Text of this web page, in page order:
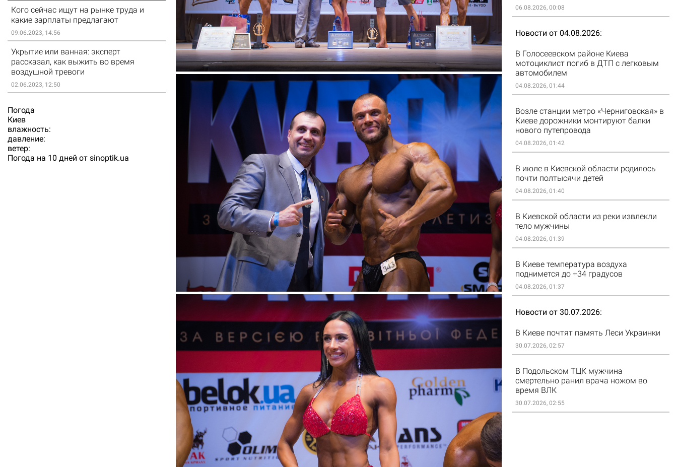
Кого сейчас ищут на рынке труда и
какие зарплаты предлагают
09.06.2023, 14:56
Укрытие или ванная: эксперт
рассказал, как выжить во время
воздушной тревоги
02.06.2023, 12:50
Погода
Киев
влажность:
давление:
ветер:
Погода на 10 дней от sinoptik.ua
06.08.2026, 00:08
Новости от 04.08.2026
В Голосеевском районе Киева
мотоциклист погиб в ДТП с легковым
автомобилем
04.08.2026, 01:44
Возле станции метро «Черниговская» в
Киеве дорожники монтируют балки
нового путепровода
04.08.2026, 01:42
В июле в Киевской области родилось
почти полтысячи детей
04.08.2026, 01:40
В Киевской области из реки извлекли
тело мужчины
04.08.2026, 01:39
В Киеве температура воздуха
поднимется до +34 градусов
04.08.2026, 01:37
Новости от 30.07.2026
В Киеве почтят память Леси Украинки
30.07.2026, 02:57
В Подольском ТЦК мужчина
смертельно ранил врача ножом во
время ВЛК
30.07.2026, 02:55